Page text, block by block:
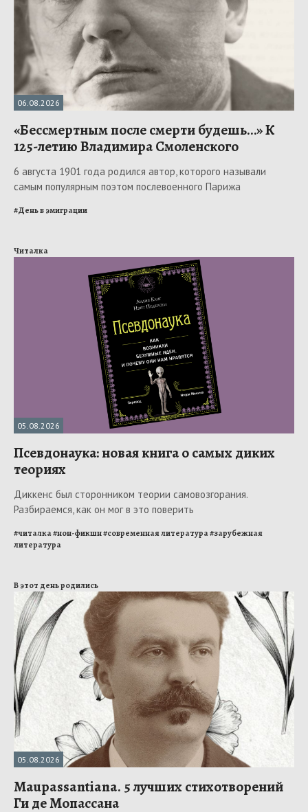
06.08.2026
«Бессмертным после смерти будешь…» К
125-летию Владимира Смоленского
6 августа 1901 года родился автор, которого называли
самым популярным поэтом послевоенного Парижа
#День в эмиграции
Читалка
05.08.2026
Псевдонаука: новая книга о самых диких
теориях
Диккенс был сторонником теории самовозгорания.
Разбираемся, как он мог в это поверить
#читалка#нон-фикшн#современная литература#зарубежная
литература
В этот день родились
05.08.2026
Maupassantiana. 5 лучших стихотворений
Ги де Мопассана